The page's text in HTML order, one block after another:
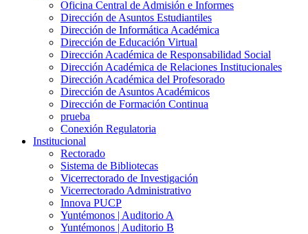
Oficina Central de Admisión e Informes
Dirección de Asuntos Estudiantiles
Dirección de Informática Académica
Dirección de Educación Virtual
Dirección Académica de Responsabilidad Social
Dirección Académica de Relaciones Institucionales
Dirección Académica del Profesorado
Dirección de Asuntos Académicos
Dirección de Formación Continua
prueba
Conexión Regulatoria
Institucional
Rectorado
Sistema de Bibliotecas
Vicerrectorado de Investigación
Vicerrectorado Administrativo
Innova PUCP
Yuntémonos | Auditorio A
Yuntémonos | Auditorio B